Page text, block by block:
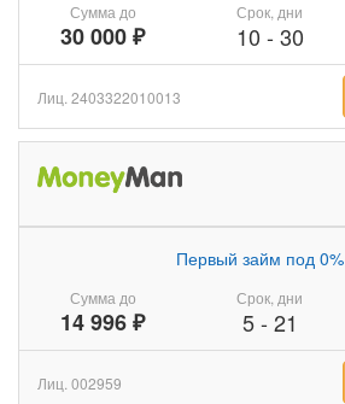
Сумма до
30 000 ₽
Срок, дни
10 - 30
Лиц. 2403322010013
Сумма до
14 996 ₽
Первый займ под 0%
Срок, дни
5- 21
Лиц. 002959